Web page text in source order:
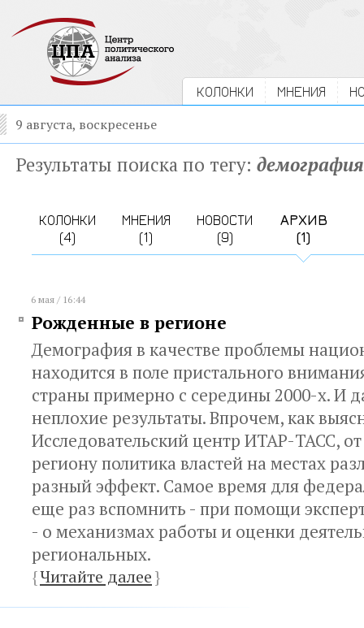
КОЛОНКИ МНЕНИЯ
9 августа, воскресенье
Результаты поиска по тегу: демография
КОЛОНКИ
(4)
МНЕНИЯ
(1)
НОВОСТИ
(9)
АРХИВ
(1)
6 мая / 16:44
Рожденные в регионе
Демография в качестве проблемы
находится в поле пристального
страны примерно с середины 2000-х. И
неплохие результаты. Впрочем, как
Исследовательский центр ИТАР-ТАСС,
региону политика властей на местах
разный эффект. Самое время для
еще раз вспомнить - при помощи
- о механизмах работы и оценки
региональных.
{Читайте далее}